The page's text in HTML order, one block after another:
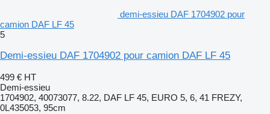
demi-essieu DAF 1704902 pour
camion DAF LF 45
5
Demi-essieu DAF 1704902 pour camion DAF LF 45
499 € HT
Demi-essieu
1704902, 40073077, 8.22, DAF LF 45, EURO 5, 6, 41 FREZY,
0L435053, 95cm